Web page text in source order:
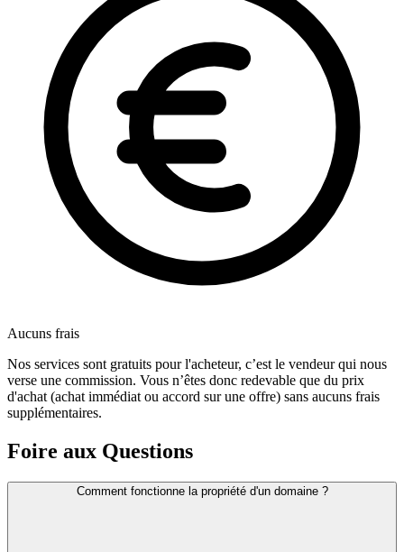
Aucuns frais
Nos services sont gratuits pour l'acheteur, c’est le vendeur qui nous
verse une commission. Vous n’êtes donc redevable que du prix
d'achat (achat immédiat ou accord sur une offre) sans aucuns frais
supplémentaires.
Foire aux Questions
Comment fonctionne la propriété d'un domaine ?